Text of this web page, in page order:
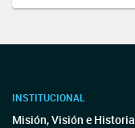
INSTITUCIONAL
Misión, Visión e Historia